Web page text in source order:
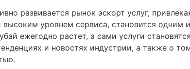
развивается рынок эскорт услуг,
уровнем сервиса, становится одним
ежегодно растет, а сами услуги
и новостях индустрии, а также о